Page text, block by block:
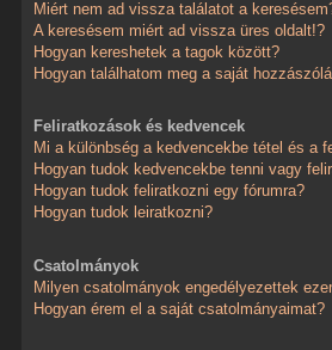
Miért nem ad vissza találatot a
A keresésem miért ad vissza üres oldalt!?
Hogyan kereshetek a tagok között?
Hogyan találhatom meg a saját
Feliratkozások és kedvencek
Mi a különbség a kedvencekbe tétel és a
Hogyan tudok kedvencekbe tenni vagy
Hogyan tudok feliratkozni egy fórumra?
Hogyan tudok leiratkozni?
Csatolmányok
Milyen csatolmányok engedélyezettek
Hogyan érem el a saját csatolmányaimat?